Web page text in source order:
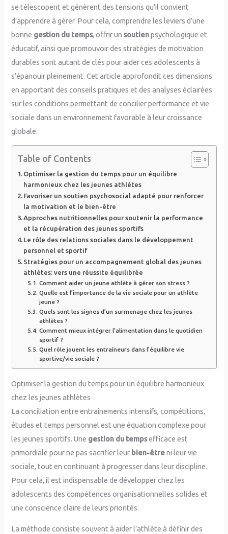
se télescopent et génèrent des tensions qu’il convient
d’apprendre à gérer. Pour cela, comprendre les leviers d’une
bonne gestion du temps, offrir unsoutienpsychologique et
éducatif, ainsi que promouvoir des stratégies de motivation
durables sont autant de clés pour aider ces adolescents à
s’épanouir pleinement. Cet article approfondit ces dimensions
en apportant des conseils pratiques et des analyses éclairées
sur les conditions permettant de concilier performance et vie
sociale dans un environnement favorable à leur croissance
globale.
Table of Contents
Optimiser la gestion du temps pour un équilibre
harmonieux chez les jeunes athlètes
Favoriser un soutien psychosocial adapté pour renforcer
la motivation et le bien-être
Approches nutritionnelles pour soutenir la performance
et la récupération des jeunes sportifs
Le rôle des relations sociales dans le développement
personnel et sportif
Stratégies pour un accompagnement global des jeunes
athlètes: vers une réussite équilibrée
Comment aider un jeune athlète à gérer son stress ?
Quelle est l’importance de la vie sociale pour un athlète
jeune ?
Quels sont les signes d’un surmenage chez les jeunes
athlètes ?
Comment mieux intégrer l’alimentation dans le quotidien
sportif ?
Quel rôle jouent les entraîneurs dans l’équilibre vie
sportive/vie sociale ?
Optimiser la gestion du temps pour un équilibre harmonieux
chez les jeunes athlètes
La conciliation entre entraînements intensifs, compétitions,
études et temps personnel est une équation complexe pour
les jeunes sportifs. Une gestion du tempsefficace est
primordiale pour ne pas sacrifier leur bien-êtreni leur vie
sociale, tout en continuant à progresser dans leur discipline.
Pour cela, il est indispensable de développer chez les
adolescents des compétences organisationnelles solides et
une conscience claire de leurs priorités.
La méthode consiste souvent à aider l’athlète à définir des